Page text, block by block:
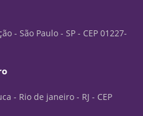
- São Paulo - SP - CEP 01227-
- Rio de janeiro - RJ - CEP